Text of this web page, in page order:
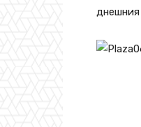
днешния